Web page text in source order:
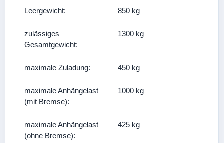
Leergewicht: 850 kg
zulässiges
Gesamtgewicht:
1300 kg
maximale Zuladung: 450 kg
maximale Anhängelast
(mit Bremse):
1000 kg
maximale Anhängelast
(ohne Bremse):
425 kg